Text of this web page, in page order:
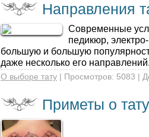
Направления
Современные
педикюр,
большую и большую
даже несколько его
О выборе тату | Просмотров: 5083 |
Приметы о